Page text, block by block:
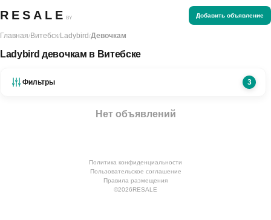
RESALE BY Добавить объявление
Главная/Витебск/Ladybird/Девочкам
Ladybird девочкам в Витебске
Фильтры 3
Нет объявлений
Политика конфиденциальности
Пользовательское соглашение
Правила размещения
©2026RESALE